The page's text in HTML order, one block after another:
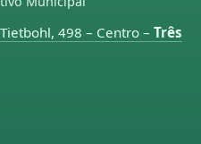
498 – Centro – Três